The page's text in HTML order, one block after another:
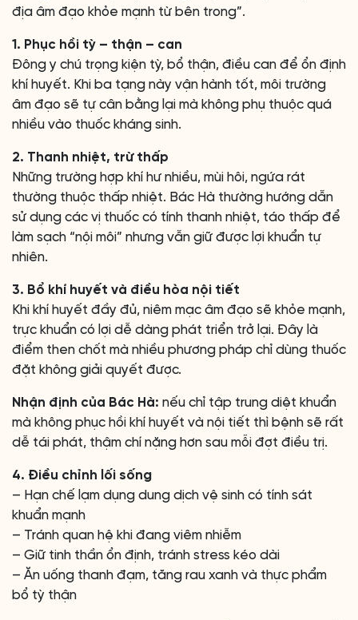
địa âm đạo khỏe mạnh từ bên trong”.
1. Phục hồi tỳ – thận – can
Đông y chú trọng kiện tỳ, bổ thận, điều can để ổn định
khí huyết. Khi ba tạng này vận hành tốt, môi trường
âm đạo sẽ tự cân bằng lại mà không phụ thuộc quá
nhiều vào thuốc kháng sinh.
2. Thanh nhiệt, trừ thấp
Những trường hợp khí hư nhiều, mùi hôi, ngứa rát
thường thuộc thấp nhiệt. Bác Hà thường hướng dẫn
sử dụng các vị thuốc có tính thanh nhiệt, táo thấp để
làm sạch “nội môi” nhưng vẫn giữ được lợi khuẩn tự
nhiên.
3. Bổ khí huyết và điều hòa nội tiết
Khi khí huyết đầy đủ, niêm mạc âm đạo sẽ khỏe mạnh,
trực khuẩn có lợi dễ dàng phát triển trở lại. Đây là
điểm then chốt mà nhiều phương pháp chỉ dùng thuốc
đặt không giải quyết được.
Nhận định của Bác Hà: nếu chỉ tập trung diệt khuẩn
mà không phục hồi khí huyết và nội tiết thì bệnh sẽ rất
dễ tái phát, thậm chí nặng hơn sau mỗi đợt điều trị.
4. Điều chỉnh lối sống
– Hạn chế lạm dụng dung dịch vệ sinh có tính sát
khuẩn mạnh
– Tránh quan hệ khi đang viêm nhiễm
– Giữ tinh thần ổn định, tránh stress kéo dài
– Ăn uống thanh đạm, tăng rau xanh và thực phẩm
bổ tỳ thận